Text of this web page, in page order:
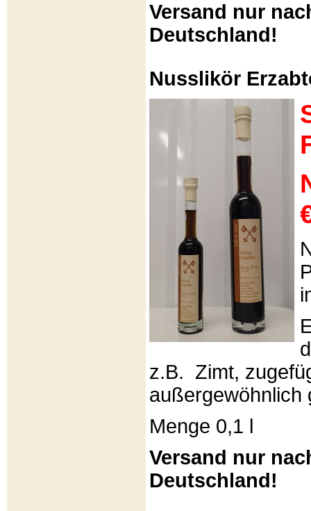
Versand nur
Deutschland!
Nusslikör
z.B. Zimt,
außergewöhnlich
Menge 0,1 l
Versand nur
Deutschland!